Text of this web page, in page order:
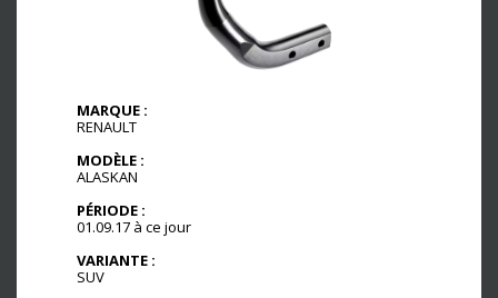
MARQUE :
RENAULT
MODÈLE :
ALASKAN
PÉRIODE :
01.09.17 à ce jour
VARIANTE :
SUV